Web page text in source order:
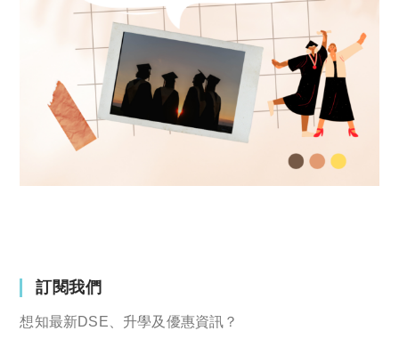
訂閱我們
想知最新DSE、升學及優惠資訊？